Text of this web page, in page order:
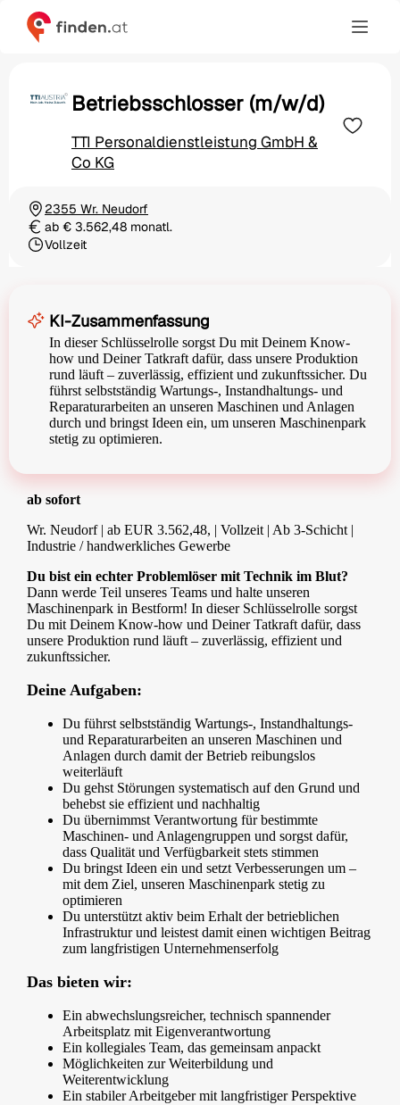
Betriebsschlosser (m/w/d)
TTI Personaldienstleistung GmbH &
Co KG
Ortschaft
2355 Wr. Neudorf
Gehaltab € 3.562,48 monatl.
Beschäftigungsart
Vollzeit
KI-Zusammenfassung
In dieser Schlüsselrolle sorgst Du mit Deinem Know-
how und Deiner Tatkraft dafür, dass unsere Produktion
rund läuft – zuverlässig, effizient und zukunftssicher. Du
führst selbstständig Wartungs-, Instandhaltungs- und
Reparaturarbeiten an unseren Maschinen und Anlagen
durch und bringst Ideen ein, um unseren Maschinenpark
stetig zu optimieren.
ab sofort
Wr. Neudorf | ab EUR 3.562,48, | Vollzeit | Ab 3-Schicht |
Industrie / handwerkliches Gewerbe
Du bist ein echter Problemlöser mit Technik im Blut?
Dann werde Teil unseres Teams und halte unseren
Maschinenpark in Bestform! In dieser Schlüsselrolle sorgst
Du mit Deinem Know-how und Deiner Tatkraft dafür, dass
unsere Produktion rund läuft – zuverlässig, effizient und
zukunftssicher.
Deine Aufgaben:
Du führst selbstständig Wartungs-, Instandhaltungs-
und Reparaturarbeiten an unseren Maschinen und
Anlagen durch damit der Betrieb reibungslos
weiterläuft
Du gehst Störungen systematisch auf den Grund und
behebst sie effizient und nachhaltig
Du übernimmst Verantwortung für bestimmte
Maschinen- und Anlagengruppen und sorgst dafür,
dass Qualität und Verfügbarkeit stets stimmen
Du bringst Ideen ein und setzt Verbesserungen um –
mit dem Ziel, unseren Maschinenpark stetig zu
optimieren
Du unterstützt aktiv beim Erhalt der betrieblichen
Infrastruktur und leistest damit einen wichtigen Beitrag
zum langfristigen Unternehmenserfolg
Das bieten wir:
Ein abwechslungsreicher, technisch spannender
Arbeitsplatz mit Eigenverantwortung
Ein kollegiales Team, das gemeinsam anpackt
Möglichkeiten zur Weiterbildung und
Weiterentwicklung
Ein stabiler Arbeitgeber mit langfristiger Perspektive